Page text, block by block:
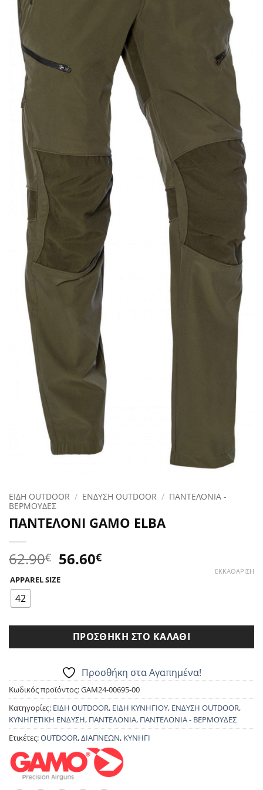
ΕΙΔΗ OUTDOOR / ΕΝΔΥΣΗ OUTDOOR / ΠΑΝΤΕΛΟΝΙΑ -
ΒΕΡΜΟΥΔΕΣ
ΠΑΝΤΕΛΟΝΙ GAMO ELBA
62.90€ Original
price
was:
56.60€Η
APPAREL SIZE
42
ΕΚΚΑΘΆΡΙΣΗ
ΠΡΟΣΘΉΚΗ ΣΤΟ ΚΑΛΆΘΙ
Προσθήκη στα Αγαπημένα!
Κωδικός προϊόντος:GAM24-00695-00
Κατηγορίες: ΕΙΔΗ OUTDOOR, ΕΙΔΗ ΚΥΝΗΓΙΟΥ, ΕΝΔΥΣΗ OUTDOOR,
ΚΥΝΗΓΕΤΙΚΗ ΕΝΔΥΣΗ, ΠΑΝΤΕΛΟΝΙΑ, ΠΑΝΤΕΛΟΝΙΑ - ΒΕΡΜΟΥΔΕΣ
Ετικέτες:OUTDOOR,ΔΙΑΠΝΕΩΝ, ΚΥΝΗΓΙ